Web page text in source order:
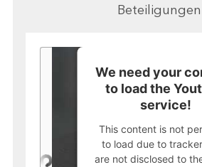
Beteiligungen
We need your
to load the
service!
This content is not
to load due to
are not disclosed to